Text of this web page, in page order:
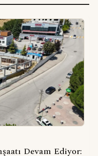
Devam Ediyor: